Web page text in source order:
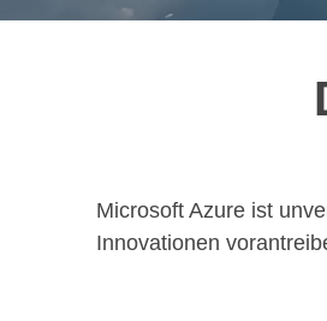
Microsoft Azure ist
Innovationen